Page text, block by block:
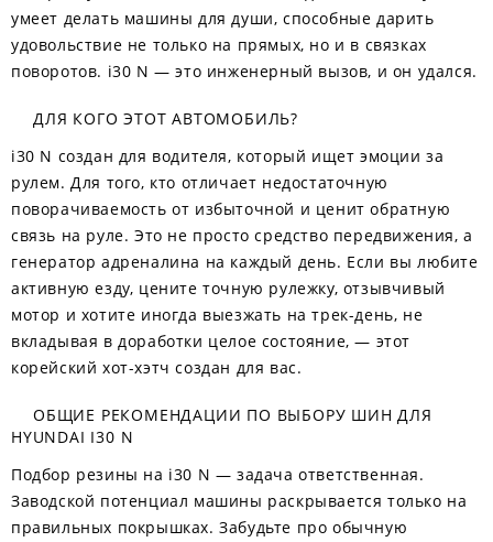
умеет делать машины для души, способные дарить
удовольствие не только на прямых, но и в связках
поворотов. i30 N — это инженерный вызов, и он удался.
ДЛЯ КОГО ЭТОТ АВТОМОБИЛЬ?
i30 N создан для водителя, который ищет эмоции за
рулем. Для того, кто отличает недостаточную
поворачиваемость от избыточной и ценит обратную
связь на руле. Это не просто средство передвижения, а
генератор адреналина на каждый день. Если вы любите
активную езду, цените точную рулежку, отзывчивый
мотор и хотите иногда выезжать на трек-день, не
вкладывая в доработки целое состояние, — этот
корейский хот-хэтч создан для вас.
ОБЩИЕ РЕКОМЕНДАЦИИ ПО ВЫБОРУ ШИН ДЛЯ
HYUNDAI I30 N
Подбор резины на i30 N — задача ответственная.
Заводской потенциал машины раскрывается только на
правильных покрышках. Забудьте про обычную